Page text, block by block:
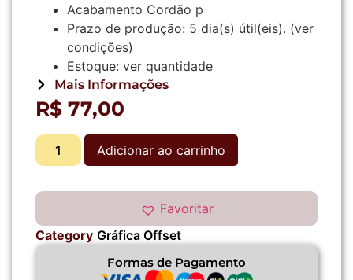
Acabamento Cordão p
Prazo de produção: 5 dia(s) útil(eis). (ver
condições)
Estoque: ver quantidade
Mais Informações
R$ 77,00
Adicionar ao carrinho
Favoritar
Category Gráfica Offset
Formas de Pagamento